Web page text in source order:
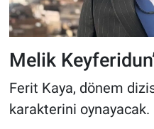
Melik
Ferit Kaya, dönem
karakterini oynayacak.